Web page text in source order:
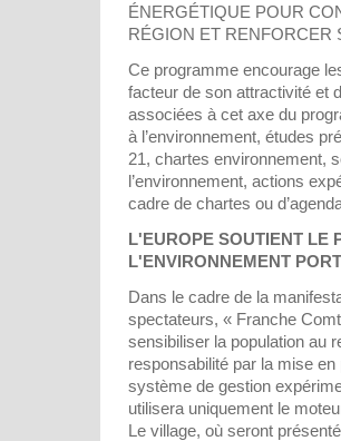
ÉNERGÉTIQUE POUR
RÉGION ET RENFORCER
Ce programme encourage
facteur de son attractivité et
associées à cet axe du
à l’environnement, études
21, chartes environnement,
l’environnement, actions
cadre de chartes ou
L'EUROPE SOUTIENT LE
L'ENVIRONNEMENT
Dans le cadre de la
spectateurs, « Franche
sensibiliser la population au
responsabilité par la mise en
système de gestion
utilisera uniquement le
Le village, où seront